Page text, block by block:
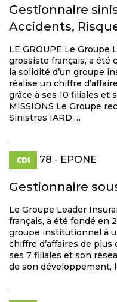
Gestionnaire
Accidents,
LE GROUPE Le Groupe
grossiste français, a été
la solidité d’un groupe
réalise un chiffre
grâce à ses 10 filiales et
MISSIONS Le Groupe
Sinistres IARD.…
CDI 78 - EPONE
Gestionnaire
Le Groupe Leader
français, a été fondé en
groupe institutionnel à
chiffre d’affaires de plus
ses 7 filiales et son
de son développement,